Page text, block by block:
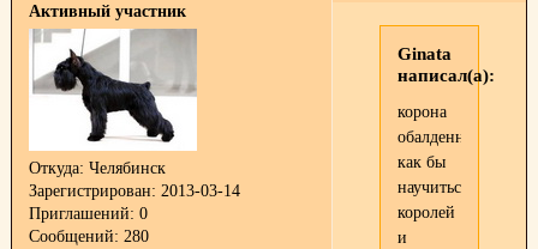
Активный участник
Откуда: Челябинск
Зарегистрирован: 2013-03-14
Приглашений: 0
Сообщений: 280
Ginata
написал(а):
корона
обалденная...
как бы
научиться
королей
и